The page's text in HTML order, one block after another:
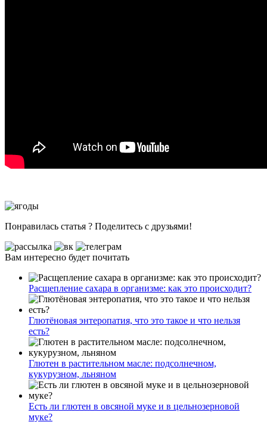
Понравилась статья ? Поделитесь с друзьями!
Вам интересно будет почитать
Расщепление сахара в организме: как это происходит?
Глютёновая энтеропатия, что это такое и что нельзя
есть?
Глютен в растительном масле: подсолнечном,
кукурузном, льняном
Есть ли глютен в овсяной муке и в цельнозерновой
муке?